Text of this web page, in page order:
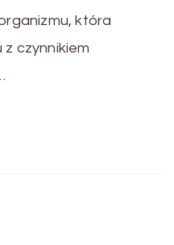
która
czynnikiem